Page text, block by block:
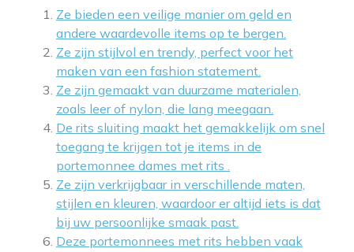
Ze bieden een veilige manier om geld en
andere waardevolle items op te bergen.
Ze zijn stijlvol en trendy, perfect voor het
maken van een fashion statement.
Ze zijn gemaakt van duurzame materialen,
zoals leer of nylon, die lang meegaan.
De rits sluiting maakt het gemakkelijk om snel
toegang te krijgen tot je items in de
portemonnee dames met rits .
Ze zijn verkrijgbaar in verschillende maten,
stijlen en kleuren, waardoor er altijd iets is dat
bij uw persoonlijke smaak past.
Deze portemonnees met rits hebben vaak